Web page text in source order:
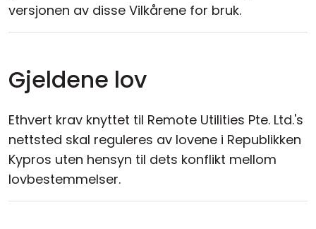
versjonen av disse Vilkårene for bruk.
Gjeldene lov
Ethvert krav knyttet til Remote Utilities Pte. Ltd.'s
nettsted skal reguleres av lovene i Republikken
Kypros uten hensyn til dets konflikt mellom
lovbestemmelser.